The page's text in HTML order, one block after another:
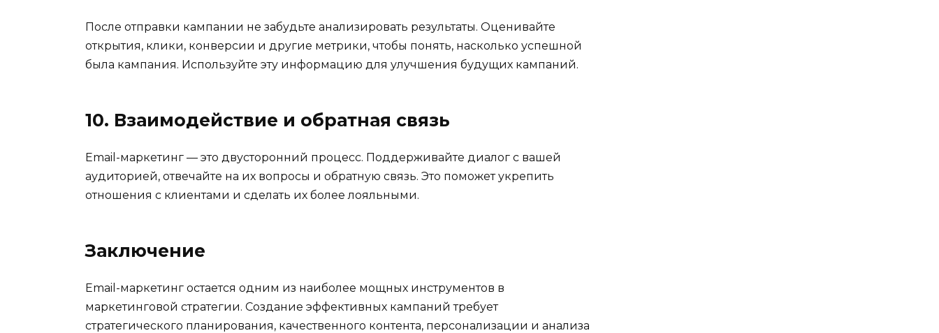
После отправки кампании не забудьте анализировать результаты. Оценивайте
открытия, клики, конверсии и другие метрики, чтобы понять, насколько успешной
была кампания. Используйте эту информацию для улучшения будущих кампаний.
10. Взаимодействие и обратная связь
Email-маркетинг — это двусторонний процесс. Поддерживайте диалог с вашей
аудиторией, отвечайте на их вопросы и обратную связь. Это поможет укрепить
отношения с клиентами и сделать их более лояльными.
Заключение
Email-маркетинг остается одним из наиболее мощных инструментов в
маркетинговой стратегии. Создание эффективных кампаний требует
стратегического планирования, качественного контента, персонализации и анализа